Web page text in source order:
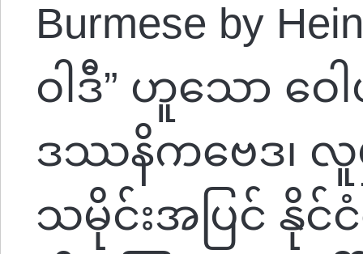
Burmese by
ဝါဒီ” ဟူသော ဝ
ဒဿနိကဗေဒ၊ လူ
သမိုင်းအပြင် နိုင်